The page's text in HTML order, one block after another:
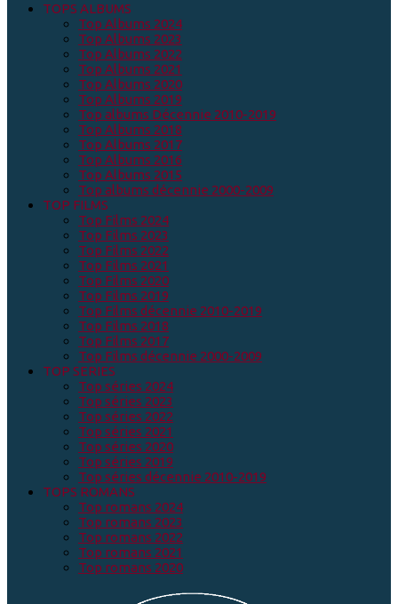
TOPS ALBUMS
Top Albums 2024
Top Albums 2023
Top Albums 2022
Top Albums 2021
Top Albums 2020
Top Albums 2019
Top albums Décennie 2010-2019
Top Albums 2018
Top Albums 2017
Top Albums 2016
Top Albums 2015
Top albums décennie 2000-2009
TOP FILMS
Top Films 2024
Top Films 2023
Top Films 2022
Top Films 2021
Top Films 2020
Top Films 2019
Top Films décennie 2010-2019
Top Films 2018
Top Films 2017
Top Films décennie 2000-2009
TOP SERIES
Top séries 2024
Top séries 2023
Top séries 2022
Top séries 2021
Top séries 2020
Top séries 2019
Top séries décennie 2010-2019
TOPS ROMANS
Top romans 2024
Top romans 2023
Top romans 2022
Top romans 2021
Top romans 2020